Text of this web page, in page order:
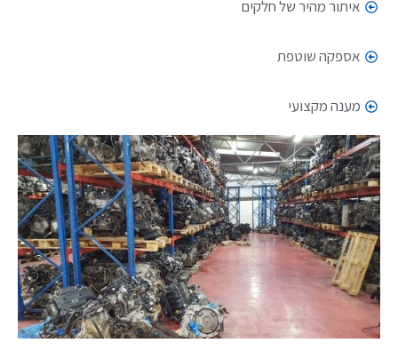
איתור מהיר של חלקים
אספקה שוטפת
מענה מקצועי